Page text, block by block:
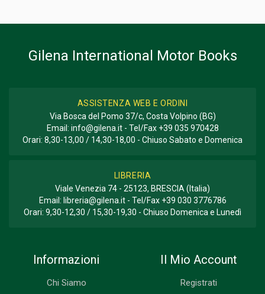
GENERE O COLLANA
Gilena International Motor Books
ASSISTENZA WEB E ORDINI
Via Bosca del Pomo 37/c, Costa Volpino (BG)
Email: info@gilena.it- Tel/Fax +39 035 970428
Orari: 8,30-13,00 / 14,30-18,00 - Chiuso Sabato e Domenica
LIBRERIA
Viale Venezia 74 - 25123, BRESCIA (Italia)
Email: libreria@gilena.it- Tel/Fax +39 030 3776786
Orari: 9,30-12,30 / 15,30-19,30 - Chiuso Domenica e Lunedì
Informazioni
Chi Siamo
Il Mio Account
Registrati